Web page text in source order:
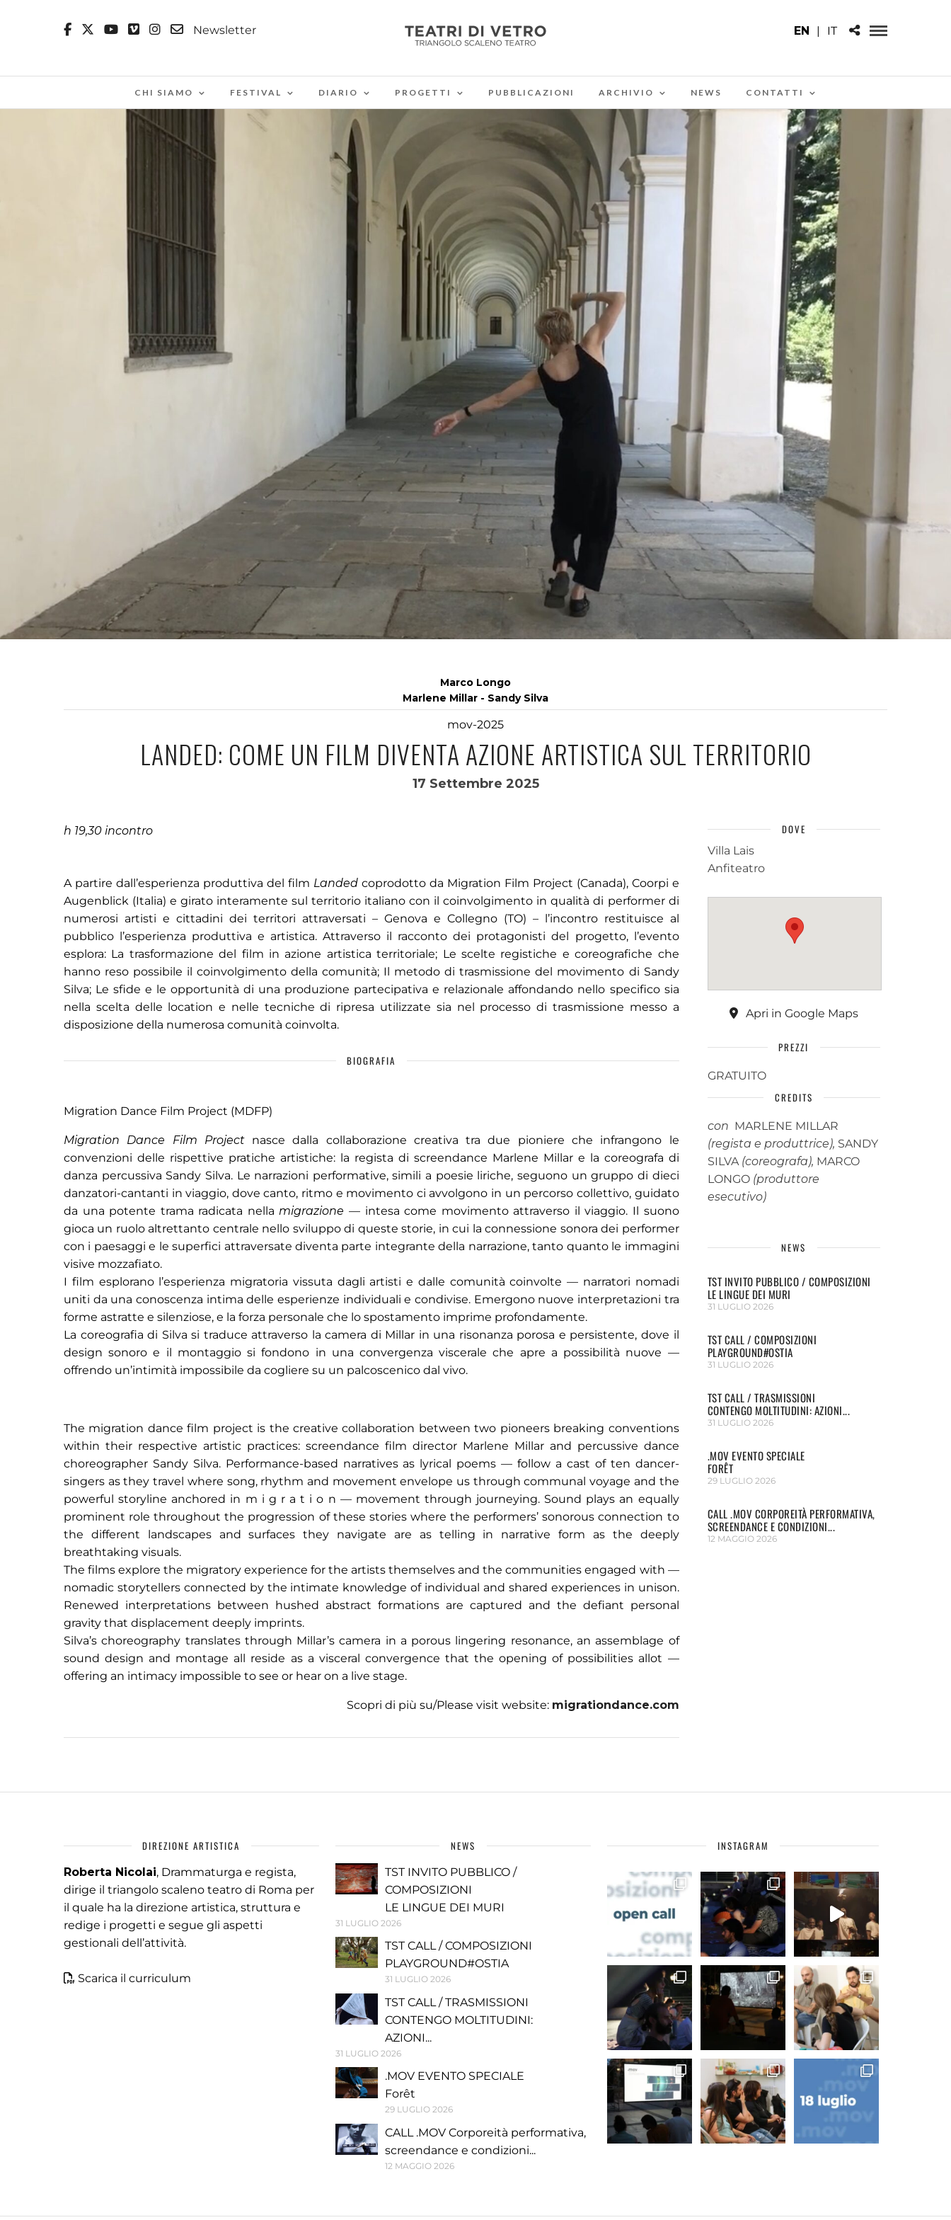
Newsletter EN | IT
CHI SIAMO FESTIVAL DIARIO PROGETTI PUBBLICAZIONI ARCHIVIO NEWS CONTATTI
Marco Longo
Marlene Millar - Sandy Silva
mov-2025
LANDED: COME UN FILM DIVENTA AZIONE ARTISTICA SUL TERRITORIO
17 Settembre 2025
h 19,30 incontro
A partire dall’esperienza produttiva del film Landedcoprodotto da Migration Film Project (Canada), Coorpi e
Augenblick (Italia) e girato interamente sul territorio italiano con il coinvolgimento in qualità di performer di
numerosi artisti e cittadini dei territori attraversati – Genova e Collegno (TO) – l’incontro restituisce al
pubblico l’esperienza produttiva e artistica. Attraverso il racconto dei protagonisti del progetto, l’evento
esplora: La trasformazione del film in azione artistica territoriale; Le scelte registiche e coreografiche che
hanno reso possibile il coinvolgimento della comunità; Il metodo di trasmissione del movimento di Sandy
Silva; Le sfide e le opportunità di una produzione partecipativa e relazionale affondando nello specifico sia
nella scelta delle location e nelle tecniche di ripresa utilizzate sia nel processo di trasmissione messo a
disposizione della numerosa comunità coinvolta.
BIOGRAFIA
Migration Dance Film Project (MDFP)
Migration Dance Film Projectnasce dalla collaborazione creativa tra due pioniere che infrangono le
convenzioni delle rispettive pratiche artistiche: la regista di screendance Marlene Millar e la coreografa di
danza percussiva Sandy Silva. Le narrazioni performative, simili a poesie liriche, seguono un gruppo di dieci
danzatori-cantanti in viaggio, dove canto, ritmo e movimento ci avvolgono in un percorso collettivo, guidato
da una potente trama radicata nellamigrazione — intesa come movimento attraverso il viaggio. Il suono
gioca un ruolo altrettanto centrale nello sviluppo di queste storie, in cui la connessione sonora dei performer
con i paesaggi e le superfici attraversate diventa parte integrante della narrazione, tanto quanto le immagini
visive mozzafiato.
I film esplorano l’esperienza migratoria vissuta dagli artisti e dalle comunità coinvolte — narratori nomadi
uniti da una conoscenza intima delle esperienze individuali e condivise. Emergono nuove interpretazioni tra
forme astratte e silenziose, e la forza personale che lo spostamento imprime profondamente.
La coreografia di Silva si traduce attraverso la camera di Millar in una risonanza porosa e persistente, dove il
design sonoro e il montaggio si fondono in una convergenza viscerale che apre a possibilità nuove —
offrendo un’intimità impossibile da cogliere su un palcoscenico dal vivo.
The migration dance film project is the creative collaboration between two pioneers breaking conventions
within their respective artistic practices: screendance film director Marlene Millar and percussive dance
choreographer Sandy Silva. Performance-based narratives as lyrical poems — follow a cast of ten dancer-
singers as they travel where song, rhythm and movement envelope us through communal voyage and the
powerful storyline anchored in m i g r a t i o n — movement through journeying. Sound plays an equally
prominent role throughout the progression of these stories where the performers’ sonorous connection to
the different landscapes and surfaces they navigate are as telling in narrative form as the deeply
breathtaking visuals.
The films explore the migratory experience for the artists themselves and the communities engaged with —
nomadic storytellers connected by the intimate knowledge of individual and shared experiences in unison.
Renewed interpretations between hushed abstract formations are captured and the defiant personal
gravity that displacement deeply imprints.
Silva’s choreography translates through Millar’s camera in a porous lingering resonance, an assemblage of
sound design and montage all reside as a visceral convergence that the opening of possibilities allot —
offering an intimacy impossible to see or hear on a live stage.
Scopri di più su/Please visit website: migrationdance.com
DOVE
Villa Lais
Anfiteatro
Apri in Google Maps
PREZZI
GRATUITO
CREDITS
con MARLENE MILLAR
(regista e produttrice), SANDY
SILVA (coreografa), MARCO
LONGO (produttore
esecutivo)
NEWS
TST INVITO PUBBLICO / COMPOSIZIONI
LE LINGUE DEI MURI
31 LUGLIO 2026
TST CALL / COMPOSIZIONI
PLAYGROUND#OSTIA
31 LUGLIO 2026
TST CALL / TRASMISSIONI
CONTENGO MOLTITUDINI: AZIONI...
31 LUGLIO 2026
.MOV EVENTO SPECIALE
FORÊT
29 LUGLIO 2026
CALL .MOV CORPOREITÀ PERFORMATIVA,
SCREENDANCE E CONDIZIONI...
12 MAGGIO 2026
DIREZIONE ARTISTICA
Roberta Nicolai, Drammaturga e regista,
dirige il triangolo scaleno teatro di Roma per
il quale ha la direzione artistica, struttura e
redige i progetti e segue gli aspetti
gestionali dell’attività.
Scarica il curriculum
NEWS
TST INVITO PUBBLICO /
COMPOSIZIONI
LE LINGUE DEI MURI
31 LUGLIO 2026
TST CALL / COMPOSIZIONI
PLAYGROUND#OSTIA
31 LUGLIO 2026
TST CALL / TRASMISSIONI
CONTENGO MOLTITUDINI:
AZIONI...
31 LUGLIO 2026
.MOV EVENTO SPECIALE
Forêt
29 LUGLIO 2026
CALL .MOV Corporeità performativa,
screendance e condizioni...
12 MAGGIO 2026
INSTAGRAM